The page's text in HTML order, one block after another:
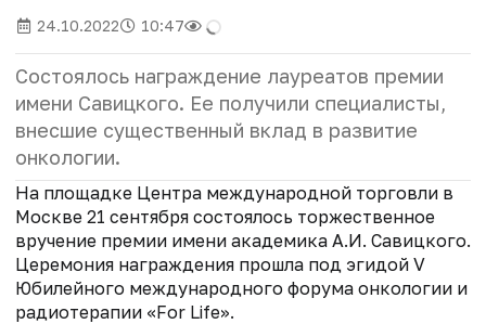
24.10.2022 10:47
Состоялось награждение лауреатов премии
имени Савицкого. Ее получили специалисты,
внесшие существенный вклад в развитие
онкологии.
На площадке Центра международной торговли в
Москве 21 сентября состоялось торжественное
вручение премии имени академика А.И. Савицкого.
Церемония награждения прошла под эгидой V
Юбилейного международного форума онкологии и
радиотерапии «For Life».